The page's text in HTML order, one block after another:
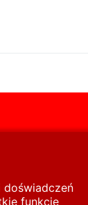
doświadczeń
funkcje